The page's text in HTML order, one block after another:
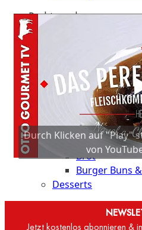
Probierpakete
Küche
Hausmannskost
das Besondere für
Streetfood &
Grill- und BBQ-
Beilagen
Brot & Brötchen
Brot
Burger Buns
Desserts
Durch Klicken auf "Play"
von
Jetzt kostenlos abonnieren &